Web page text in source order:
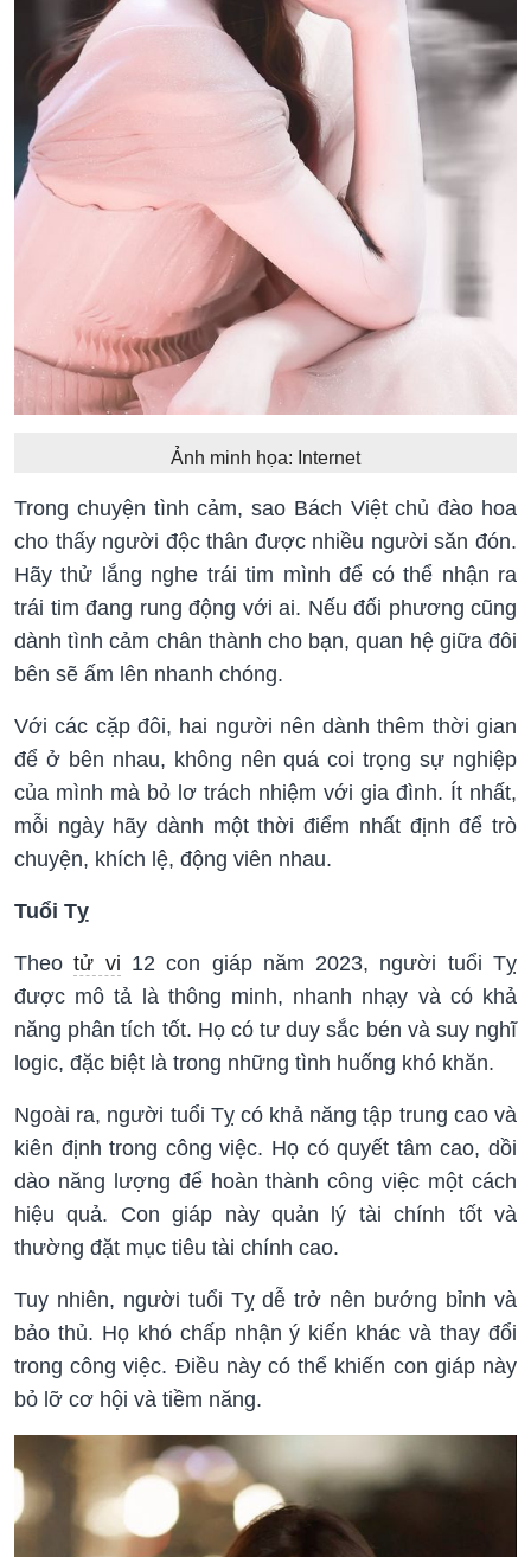
Ảnh minh họa: Internet
Trong chuyện tình cảm, sao Bách Việt chủ đào hoa
cho thấy người độc thân được nhiều người săn đón.
Hãy thử lắng nghe trái tim mình để có thể nhận ra
trái tim đang rung động với ai. Nếu đối phương cũng
dành tình cảm chân thành cho bạn, quan hệ giữa đôi
bên sẽ ấm lên nhanh chóng.
Với các cặp đôi, hai người nên dành thêm thời gian
để ở bên nhau, không nên quá coi trọng sự nghiệp
của mình mà bỏ lơ trách nhiệm với gia đình. Ít nhất,
mỗi ngày hãy dành một thời điểm nhất định để trò
chuyện, khích lệ, động viên nhau.
Tuổi Tỵ
Theotử vi 12 con giáp năm 2023, người tuổi Tỵ
được mô tả là thông minh, nhanh nhạy và có khả
năng phân tích tốt. Họ có tư duy sắc bén và suy nghĩ
logic, đặc biệt là trong những tình huống khó khăn.
Ngoài ra, người tuổi Tỵ có khả năng tập trung cao và
kiên định trong công việc. Họ có quyết tâm cao, dồi
dào năng lượng để hoàn thành công việc một cách
hiệu quả. Con giáp này quản lý tài chính tốt và
thường đặt mục tiêu tài chính cao.
Tuy nhiên, người tuổi Tỵ dễ trở nên bướng bỉnh và
bảo thủ. Họ khó chấp nhận ý kiến khác và thay đổi
trong công việc. Điều này có thể khiến con giáp này
bỏ lỡ cơ hội và tiềm năng.